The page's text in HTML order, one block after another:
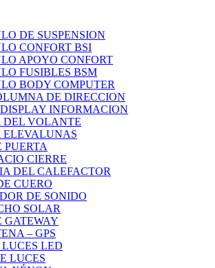
DE SUSPENSION
CONFORT BSI
APOYO CONFORT
FUSIBLES BSM
BODY COMPUTER
DE DIRECCION
INFORMACION
DEL VOLANTE
ELEVALUNAS
CIERRE
DEL CALEFACTOR
CUERO
DE SONIDO
SOLAR
– GPS
LED
LUCES